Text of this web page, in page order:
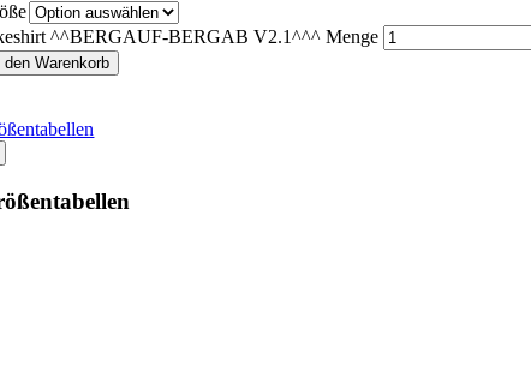
^^BERGAUF-BERGAB V2.1^^^ Menge
den Warenkorb